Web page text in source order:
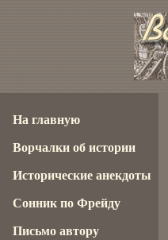
На главную
Ворчалки об истории
Исторические анекдоты
Сонник по Фрейду
Письмо автору